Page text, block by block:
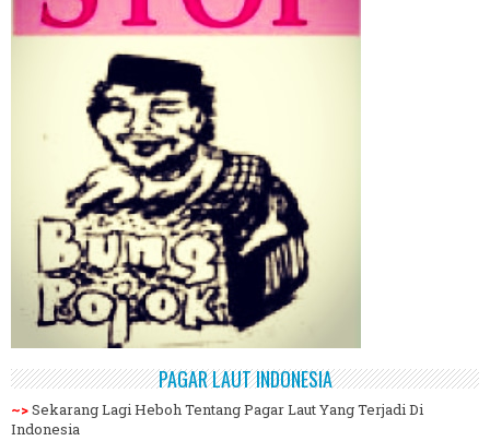
PAGAR LAUT INDONESIA
~>Sekarang Lagi Heboh Tentang Pagar Laut Yang Terjadi Di
Indonesia